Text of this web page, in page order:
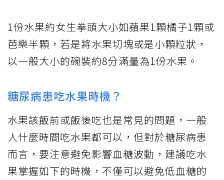
1份水果約女生拳頭大小如蘋果1顆橘子1顆或
芭樂半顆，若是將水果切塊或是小顆粒狀，
以一般大小的碗裝約8分滿量為1份水果。
糖尿病患吃水果時機？
水果該飯前或飯後吃也是常見的問題，一般
人什麼時間吃水果都可以，但對於糖尿病患
而言，要注意避免影響血糖波動，建議吃水
果掌握如下的時機，不僅可以避免低血糖的